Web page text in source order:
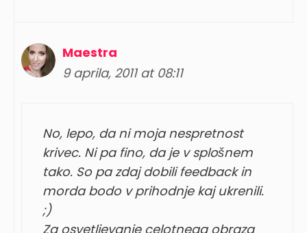
Maestra
9 aprila, 2011 at 08:11
No, lepo, da ni moja nespretnost
krivec. Ni pa fino, da je v splošnem
tako. So pa zdaj dobili feedback in
morda bodo v prihodnje kaj ukrenili.
;)
Za osvetljevanje celotnega obraza